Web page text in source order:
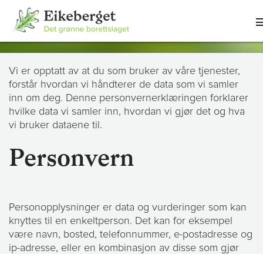
Vi er opptatt av at du som bruker av våre tjenester,
forstår hvordan vi håndterer de data som vi samler
inn om deg. Denne personvernerklæringen forklarer
hvilke data vi samler inn, hvordan vi gjør det og hva
vi bruker dataene til.
Personvern
Personopplysninger er data og vurderinger som kan
knyttes til en enkeltperson. Det kan for eksempel
være navn, bosted, telefonnummer, e-postadresse og
ip-adresse, eller en kombinasjon av disse som gjør